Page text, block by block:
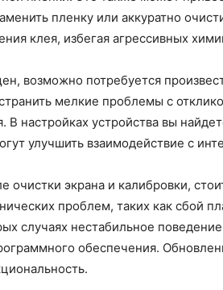
пленку или аккуратно
клея, избегая агрессивных
возможно потребуется
мелкие проблемы с
В настройках устройства вы
улучшить взаимодействие с
очистки экрана и калибровки,
проблем, таких как сбой
случаях нестабильное
обеспечения.